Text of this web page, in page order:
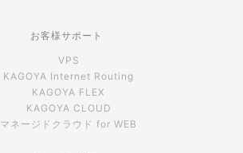
お客様サポート
VPS
KAGOYA Internet Routing
KAGOYA FLEX
KAGOYA CLOUD
マネージドクラウド for WEB